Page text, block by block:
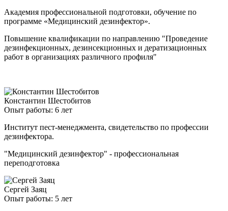
Академия профессиональной подготовки, обучение по
программе «Медицинский дезинфектор».
Повышение квалификации по направлению "Проведение
дезинфекционных, дезинсекционных и дератизационных
работ в организациях различного профиля"
Константин Шестобитов
Опыт работы: 6 лет
Институт пест-менеджмента, свидетельство по профессии
дезинфектора.
"Медицинский дезинфектор" - профессиональная
переподготовка
Сергей Заяц
Опыт работы: 5 лет